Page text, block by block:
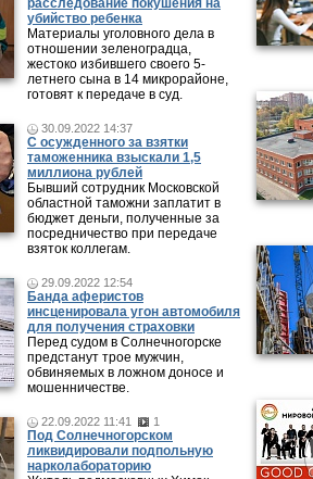
расследование покушения на
убийство ребенка
Материалы уголовного дела в
отношении зеленоградца,
жестоко избившего своего 5-
летнего сына в 14 микрорайоне,
готовят к передаче в суд.
30.09.2022 14:37
С осужденного за взятки
таможенника взыскали 1,5
миллиона рублей
Бывший сотрудник Московской
областной таможни заплатит в
бюджет деньги, полученные за
посредничество при передаче
взяток коллегам.
29.09.2022 12:54
Банда аферистов
инсценировала угон автомобиля
для получения страховки
Перед судом в Солнечногорске
предстанут трое мужчин,
обвиняемых в ложном доносе и
мошенничестве.
22.09.2022 11:41 1
Под Солнечногорском
ликвидировали подпольную
нарколабораторию